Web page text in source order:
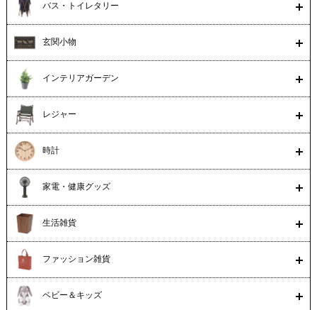
バス・トイレタリー
玄関小物
インテリアガーデン
レジャー
時計
家電・健康グッズ
生活雑貨
ファッション雑貨
ベビー＆キッズ